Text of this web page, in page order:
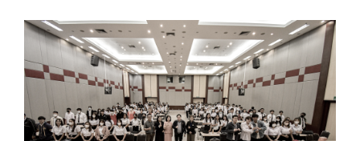
หลักสูตร
ข่าวสาร